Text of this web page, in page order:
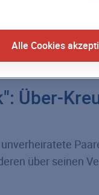
Nachteile der
Über-
über seinen
Alle Cookies